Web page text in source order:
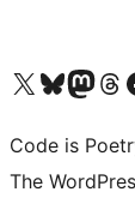
Visita il nostro account X (ex Twitter)
Visita il nostro account
Visita il nostro
Visita il
Code is
The